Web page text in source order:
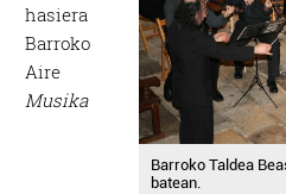
Barroko Taldea
batean.
hasiera
Barroko
Aire
Musika